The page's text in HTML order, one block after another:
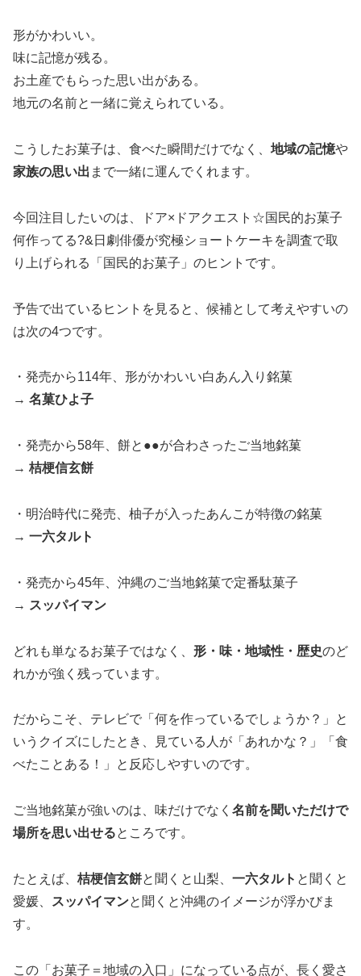
形がかわいい。
味に記憶が残る。
お土産でもらった思い出がある。
地元の名前と一緒に覚えられている。
こうしたお菓子は、食べた瞬間だけでなく、 地域の記憶や
家族の思い出 まで一緒に運んでくれます。
今回注目したいのは、ドア×ドアクエスト☆国民的お菓子
何作ってる?&日劇俳優が究極ショートケーキを調査で取
り上げられる「国民的お菓子」のヒントです。
予告で出ているヒントを見ると、候補として考えやすいの
は次の4つです。
・発売から114年、形がかわいい白あん入り銘菓
→ 名菓ひよ子
・発売から58年、餅と●●が合わさったご当地銘菓
→ 桔梗信玄餅
・明治時代に発売、柚子が入ったあんこが特徴の銘菓
→ 一六タルト
・発売から45年、沖縄のご当地銘菓で定番駄菓子
→ スッパイマン
どれも単なるお菓子ではなく、 形・味・地域性・歴史のど
れかが強く残っています。
だからこそ、テレビで「何を作っているでしょうか？」と
いうクイズにしたとき、見ている人が「あれかな？」「食
べたことある！」と反応しやすいのです。
ご当地銘菓が強いのは、味だけでなく 名前を聞いただけで
場所を思い出せるところです。
たとえば、 桔梗信玄餅と聞くと山梨、 一六タルト と聞くと
愛媛、
スッパイマンと聞くと沖縄のイメージが浮かびま
す。
この「お菓子＝地域の入口」になっている点が、長く愛さ